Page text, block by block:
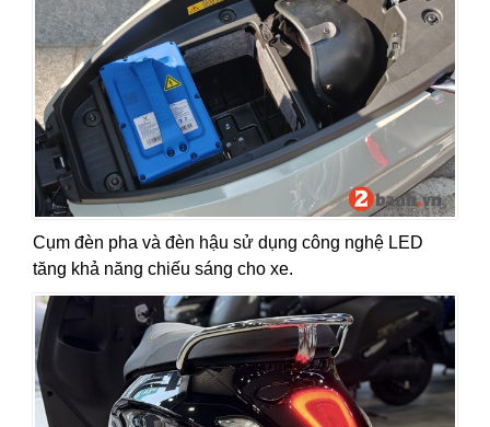
Cụm đèn pha và đèn hậu sử dụng công nghệ LED
tăng khả năng chiếu sáng cho xe.